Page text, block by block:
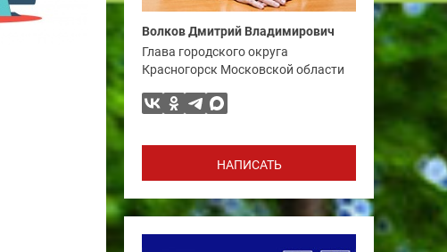
Волков Дмитрий Владимирович
Глава городского округа
Красногорск Московской области
НАПИСАТЬ